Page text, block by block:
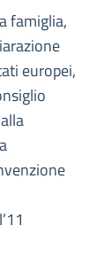
famiglia,
europei,